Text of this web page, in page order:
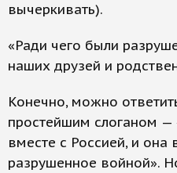
вычеркивать).
«Ради чего были
наших друзей и
Конечно, можно
простейшим слоганом
вместе с Россией, и она
разрушенное войной».